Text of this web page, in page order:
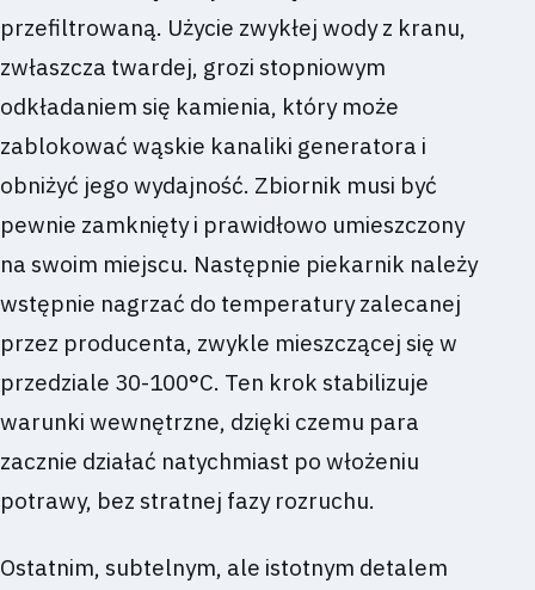
przefiltrowaną. Użycie zwykłej wody z kranu,
zwłaszcza twardej, grozi stopniowym
odkładaniem się kamienia, który może
zablokować wąskie kanaliki generatora i
obniżyć jego wydajność. Zbiornik musi być
pewnie zamknięty i prawidłowo umieszczony
na swoim miejscu. Następnie piekarnik należy
wstępnie nagrzać do temperatury zalecanej
przez producenta, zwykle mieszczącej się w
przedziale 30-100°C. Ten krok stabilizuje
warunki wewnętrzne, dzięki czemu para
zacznie działać natychmiast po włożeniu
potrawy, bez stratnej fazy rozruchu.
Ostatnim, subtelnym, ale istotnym detalem